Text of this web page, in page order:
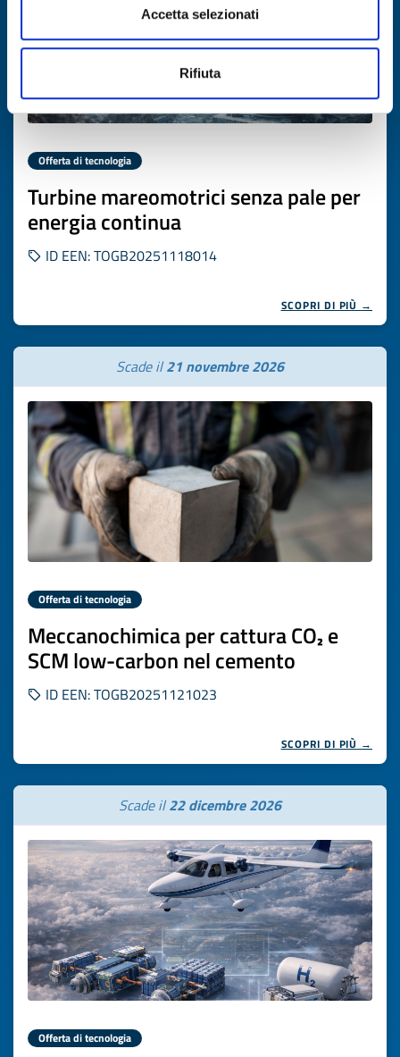
Accetta selezionati
Rifiuta
Offerta di tecnologia
Turbine mareomotrici senza pale per
energia continua
ID EEN: TOGB20251118014
SCOPRI DI PIÙ →
Scade il21 novembre 2026
Offerta di tecnologia
Meccanochimica per cattura CO₂ e
SCM low-carbon nel cemento
ID EEN: TOGB20251121023
SCOPRI DI PIÙ →
Scade il22 dicembre 2026
Offerta di tecnologia